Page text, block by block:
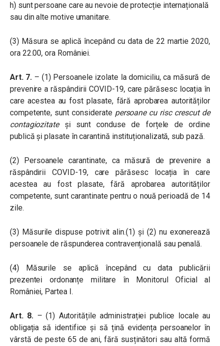
h) sunt persoane care au nevoie de protecție internațională
sau din alte motive umanitare.
(3) Măsura se aplică începând cu data de 22 martie 2020,
ora 22.00, ora României.
Art. 7. – (1) Persoanele izolate la domiciliu, ca măsură de
prevenire a răspândirii COVID-19, care părăsesc locația în
care acestea au fost plasate, fără aprobarea autorităților
competente, sunt considerate persoane cu risc crescut de
contagiozitateși sunt conduse de forțele de ordine
publică și plasate în carantină instituționalizată, sub pază.
(2) Persoanele carantinate, ca măsură de prevenire a
răspândirii COVID-19, care părăsesc locația în care
acestea au fost plasate, fără aprobarea autorităților
competente, sunt carantinate pentru o nouă perioadă de 14
zile.
(3) Măsurile dispuse potrivit alin.(1) și (2) nu exonerează
persoanele de răspunderea contravențională sau penală.
(4) Măsurile se aplică începând cu data publicării
prezentei ordonanțe militare în Monitorul Oficial al
României, Partea I.
Art. 8. – (1) Autoritățile administrației publice locale au
obligația să identifice și să țină evidența persoanelor în
vârstă de peste 65 de ani, fără susținători sau altă formă